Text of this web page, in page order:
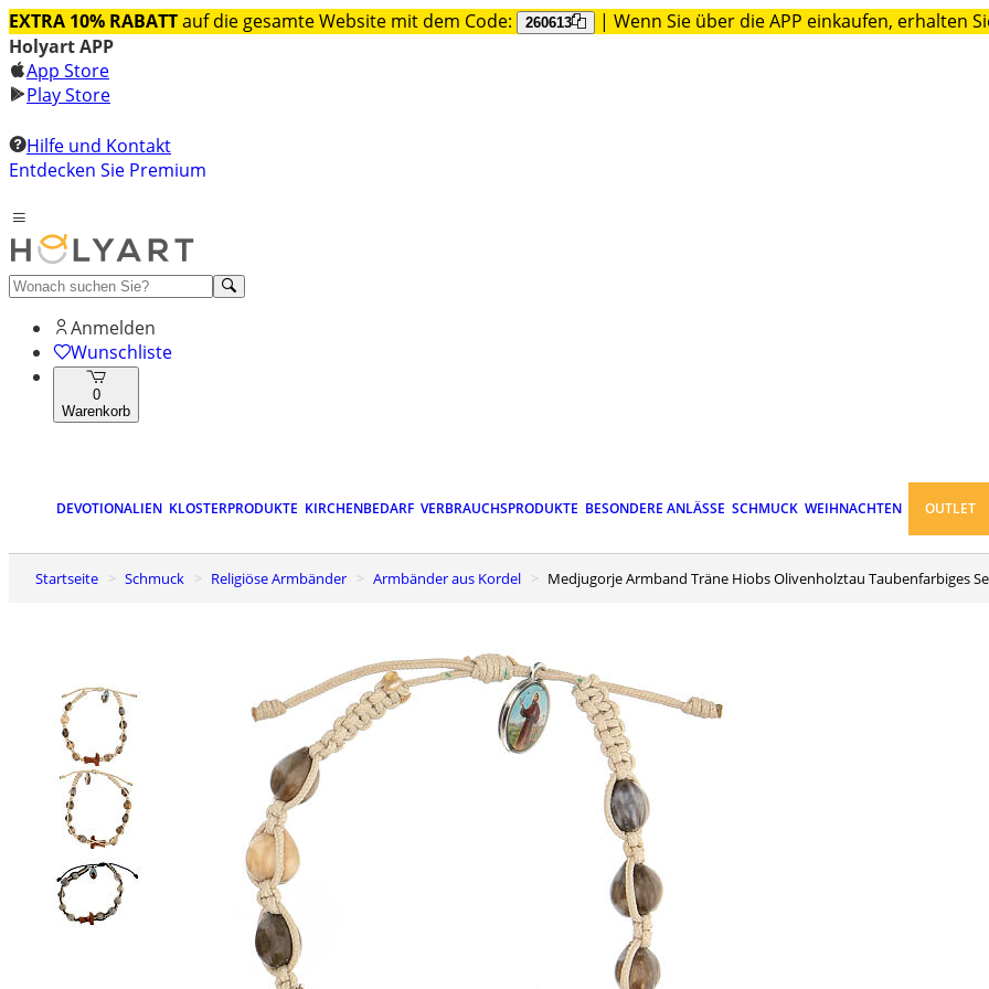
EXTRA 10% RABATTauf die gesamte Website mit dem Code: 260613
| Wenn Sie über die APP einkaufen, erhalten
Holyart APP
App Store
Play Store
Hilfe und Kontakt
Entdecken Sie Premium
Anmelden
Wunschliste
0
Warenkorb
DEVOTIONALIEN KLOSTERPRODUKTE KIRCHENBEDARF VERBRAUCHSPRODUKTE BESONDERE ANLÄSSE SCHMUCK WEIHNACHTEN OUTLET
Startseite Schmuck Religiöse Armbänder Armbänder aus Kordel Medjugorje Armband Träne Hiobs Olivenholztau Taubenfarbiges